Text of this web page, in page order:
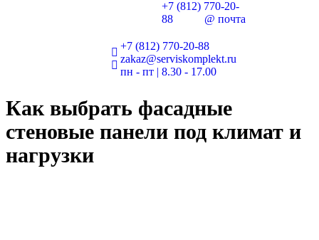
+7 (812) 770-20-
88
@ почта
+7 (812) 770-20-88
zakaz@serviskomplekt.ru
пн - пт | 8.30 - 17.00
Как выбрать фасадные
стеновые панели под климат и
нагрузки